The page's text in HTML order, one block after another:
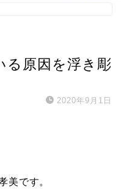
る原因を浮き彫
2020年9月1日
美です。